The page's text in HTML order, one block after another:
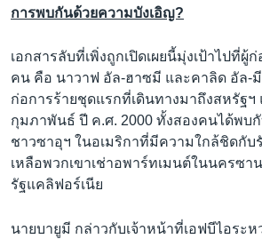
การพบกันด้วยความบังเอิญ?
เอกสารลับที่เพิ่งถูกเปิดเผยนี้มุ่งเป้าไปที่ผู้
คน คือ นาวาฟ อัล-ฮาซมี และคาลิด อัล-
ก่อการร้ายชุดแรกที่เดินทางมาถึงสหรัฐฯ
กุมภาพันธ์ ปี ค.ศ. 2000 ทั้งสองคนได้พบ
ชาวซาอุฯ ในอเมริกาที่มีความใกล้ชิดกับ
เหลือพวกเขาเช่าอพาร์ทเมนต์ในนครซา
รัฐแคลิฟอร์เนีย
นายบายูมี กล่าวกับเจ้าหน้าที่เอฟบีไอระห